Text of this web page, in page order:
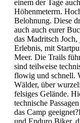
einem der Tage
Höhenmeterrn.
Belohnung. Diese
auch auch eurer
das Madritsch
Erlebnis, mit
Meer. Die Trails
sind teilweise
flowig und schnell.
Wälder, über
felsiges Gelände.
technische
das Camp
und Enduro Biker,